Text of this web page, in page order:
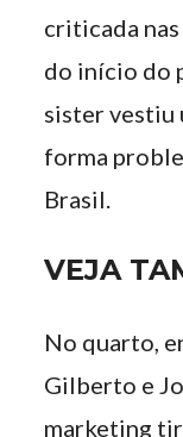
criticada
do início do
sister vestiu
forma
Brasil.
VEJA
No quarto,
Gilberto e
marketing